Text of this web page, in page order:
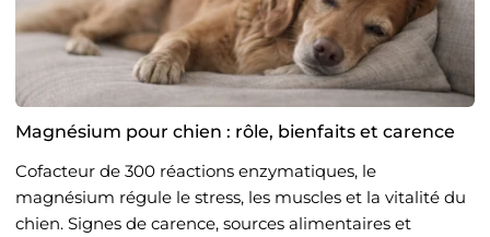
Magnésium pour chien : rôle, bienfaits et carence
Cofacteur de 300 réactions enzymatiques, le
magnésium régule le stress, les muscles et la vitalité du
chien. Signes de carence, sources alimentaires et